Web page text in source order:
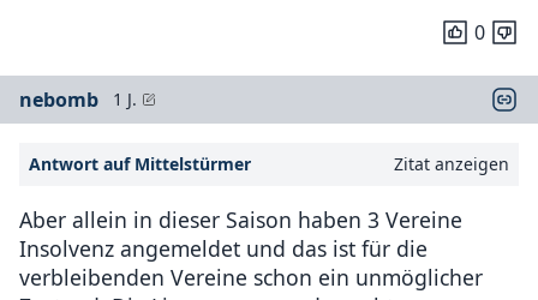
0
nebomb 1 J.
Antwort auf Mittelstürmer Zitat anzeigen
Aber allein in dieser Saison haben 3 Vereine
Insolvenz angemeldet und das ist für die
verbleibenden Vereine schon ein unmöglicher